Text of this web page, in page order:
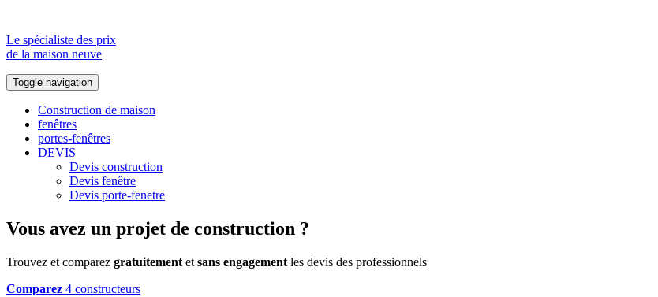
Le spécialiste des prix
de la maison neuve
Toggle navigation
Construction de maison
fenêtres
portes-fenêtres
DEVIS
Devis construction
Devis fenêtre
Devis porte-fenetre
Vous avez un projet de construction ?
Trouvez et comparez gratuitement et sans engagement les devis des professionnels
Comparez 4 constructeurs